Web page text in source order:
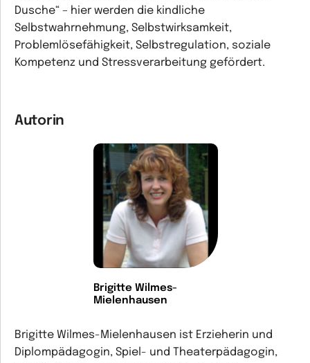
Dusche“ – hier werden die kindliche
Selbstwahrnehmung, Selbstwirksamkeit,
Problemlösefähigkeit, Selbstregulation, soziale
Kompetenz und Stressverarbeitung gefördert.
Autorin
Brigitte Wilmes-
Mielenhausen
Brigitte Wilmes-Mielenhausen ist Erzieherin und
Diplompädagogin, Spiel- und Theaterpädagogin,